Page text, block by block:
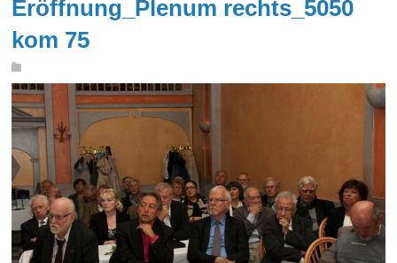
Eröffnung_Plenum rechts_5050
kom 75